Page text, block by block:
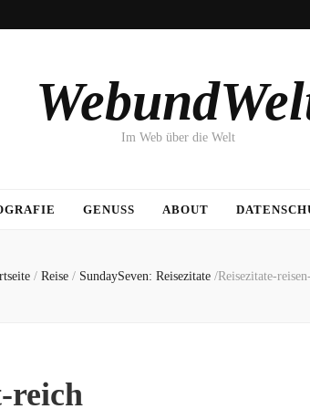
Im Web über die Welt
GENUSS ABOUT
/ Reise / SundaySeven: Reisezitate /Reisezitate-
reich